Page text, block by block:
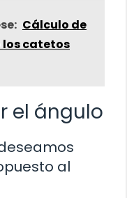
Cálculo de
catetos
el ángulo
al